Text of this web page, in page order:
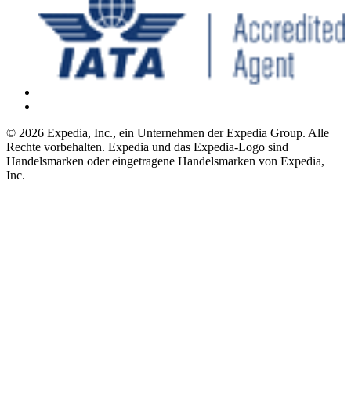
© 2026 Expedia, Inc., ein Unternehmen der Expedia Group. Alle
Rechte vorbehalten. Expedia und das Expedia-Logo sind
Handelsmarken oder eingetragene Handelsmarken von Expedia,
Inc.